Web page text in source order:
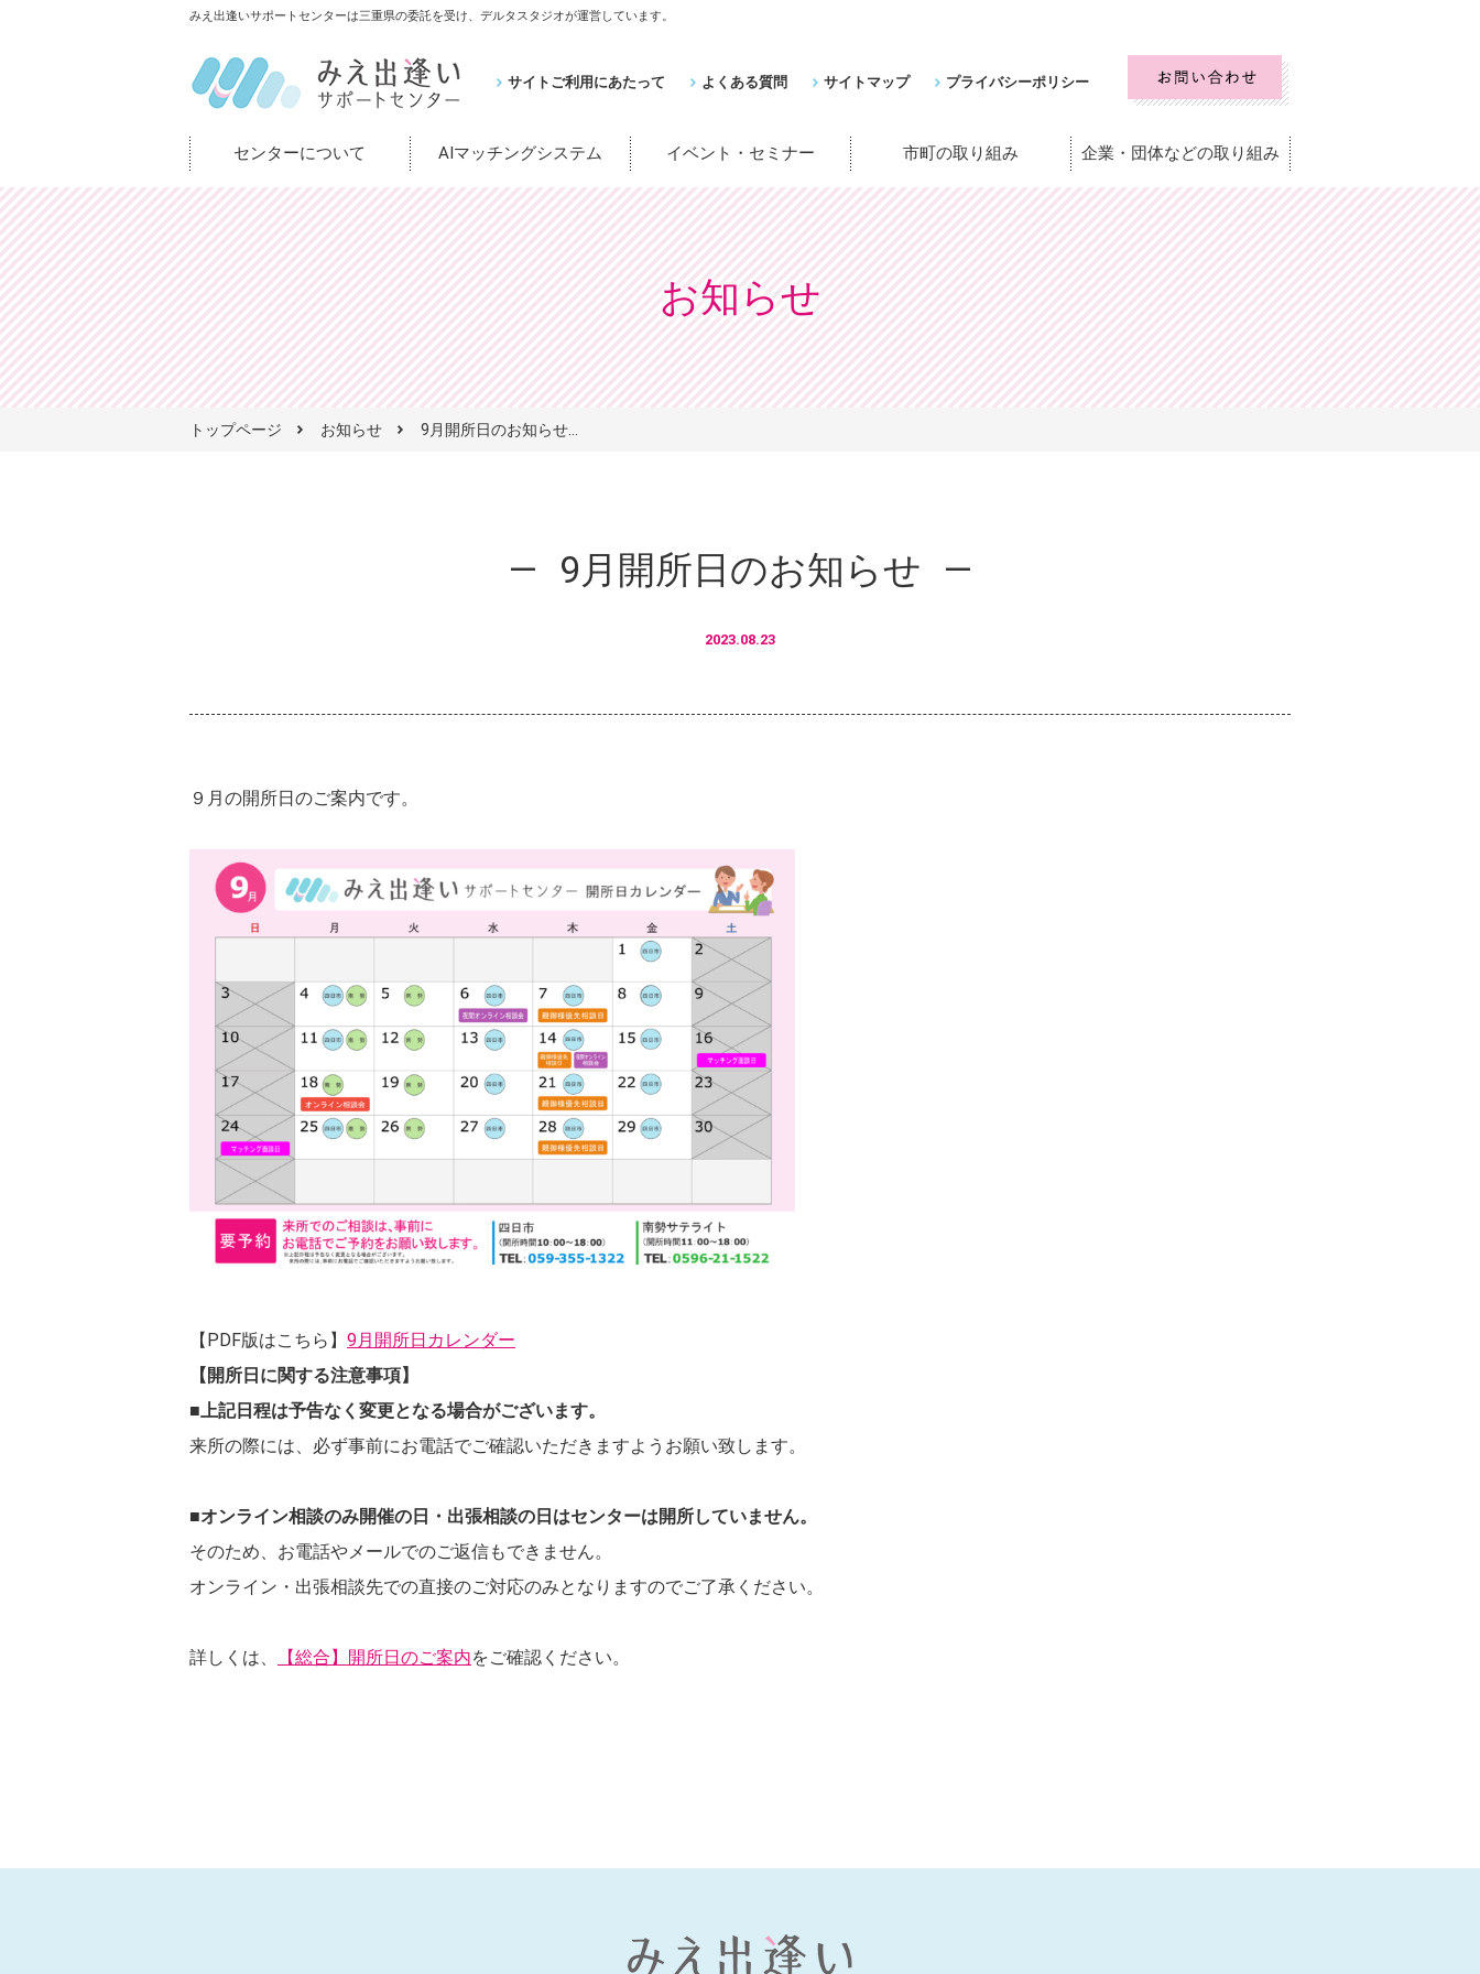
みえ出逢いサポートセンターは三重県の委託を受け、デルタスタジオが運営しています。
サイトご利用にあたって よくある質問 サイトマップ プライバシーポリシー
センターについて AIマッチングシステム イベント・セミナー 市町の取り組み 企業・団体などの取り組み
お知らせ
トップページ お知らせ 9月開所日のお知らせ...
9月開所日のお知らせ
2023.08.23
９月の開所日のご案内です。
【PDF版はこちら】 9月開所日カレンダー
【開所日に関する注意事項】
■上記日程は予告なく変更となる場合がございます。
来所の際には、必ず事前にお電話でご確認いただきますようお願い致します。
■オンライン相談のみ開催の日・出張相談の日はセンターは開所していません。
そのため、お電話やメールでのご返信もできません。
オンライン・出張相談先での直接のご対応のみとなりますのでご了承ください。
詳しくは、 【総合】開所日のご案内をご確認ください。